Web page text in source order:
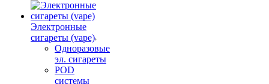
Электронные
сигареты (vape)
Одноразовые
эл. сигареты
POD
системы